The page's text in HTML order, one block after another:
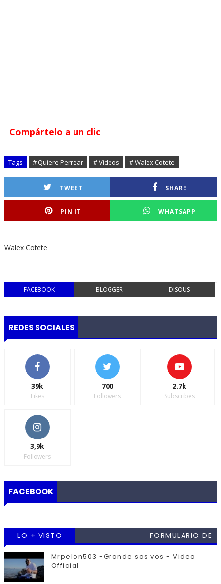
Compártelo a un clic
Tags # Quiere Perrear # Videos # Walex Cotete
TWEET SHARE
PIN IT WHATSAPP
Walex Cotete
FACEBOOK BLOGGER DISQUS
REDES SOCIALES
39k
Likes
700
Followers
2.7k
Subscribes
3,9k
Followers
FACEBOOK
LO + VISTO
FORMULARIO DE
Mrpelon503 -Grande sos vos - Video
Official